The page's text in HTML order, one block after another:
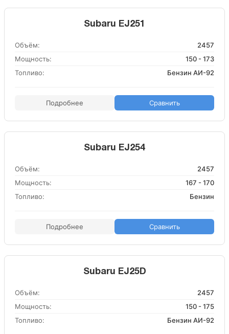
Subaru EJ251
Объём:
2457
Мощность:
150 - 173
Топливо:
Бензин АИ-92
Подробнее Сравнить
Subaru EJ254
Объём:
2457
Мощность:
167 - 170
Топливо:
Бензин
Подробнее Сравнить
Subaru EJ25D
Объём:
2457
Мощность:
150 - 175
Топливо:
Бензин АИ-92